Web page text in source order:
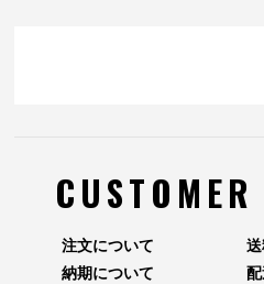
CUSTOMER
注文について
納期について